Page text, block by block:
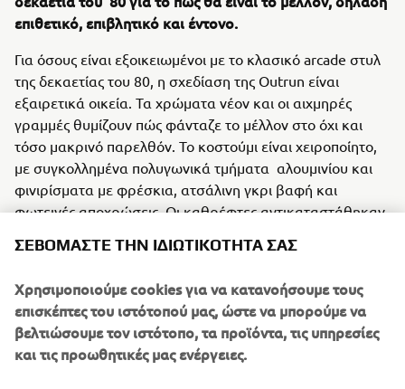
επιθετικό, επιβλητικό και έντονο.
Για όσους είναι εξοικειωμένοι με το κλασικό arcade στυλ
της δεκαετίας του 80, η σχεδίαση της Outrun είναι
εξαιρετικά οικεία. Τα χρώματα νέον και οι αιχμηρές
γραμμές θυμίζουν πώς φάνταζε το μέλλον στο όχι και
τόσο μακρινό παρελθόν. Το κοστούμι είναι χειροποίητο,
με συγκολλημένα πολυγωνικά τμήματα αλουμινίου και
φινιρίσματα με φρέσκια, ατσάλινη γκρι βαφή και
φωτεινές αποχρώσεις. Οι καθρέφτες αντικαταστάθηκαν
τοποθετηθεί στο πάνελ της κονσόλας. Είναι ένα εξάρτημα
ασυμβίβαστο αναβάτη της δεκαετίας του '80.
Η Ton-up Garage δημιούργησε τους δικούς της τροχούς
και εξάτμιση από ανοξείδωτο ατσάλι, ενώ προσάρμοσε
ΣΕΒΌΜΑΣΤΕ ΤΗΝ ΙΔΙΩΤΙΚΌΤΗΤΆ ΣΑΣ
Χρησιμοποιούμε cookies για να κατανοήσουμε τους
επισκέπτες του ιστότοπού μας, ώστε να μπορούμε να
βελτιώσουμε τον ιστότοπο, τα προϊόντα, τις υπηρεσίες
και τις προωθητικές μας ενέργειες.